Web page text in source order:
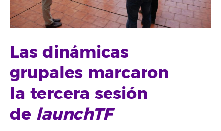
Las dinámicas
grupales marcaron
la tercera sesión
de launchTF